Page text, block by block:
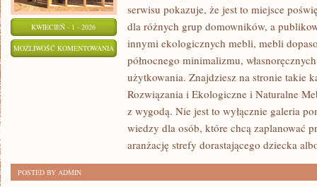
KWIECIEŃ - 1 - 2026
MOŻLIWOŚĆ KOMENTOWANIA MEBLE
LATA
serwisu pokazuje, że jest to miejsce
dla różnych grup domowników, a
innymi ekologicznych mebli, mebli
północnego minimalizmu,
użytkowania. Znajdziesz na stronie takie
Rozwiązania i Ekologiczne i Naturalne
z wygodą. Nie jest to wyłącznie galeria
wiedzy dla osób, które chcą zaplanować
aranżację strefy dorastającego dziecka
POSTED BY ADMIN